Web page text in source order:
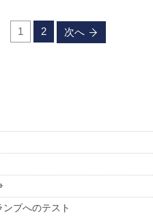
1 2 次へ
プへのテスト